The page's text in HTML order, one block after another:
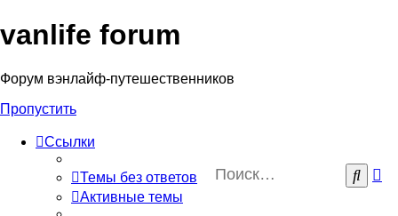
vanlife forum
Форум вэнлайф-путешественников
Пропустить
Ссылки
Темы без ответов
Активные темы